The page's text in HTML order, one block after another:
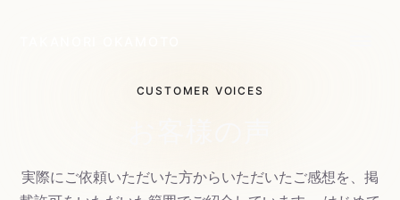
CUSTOMER VOICES
実際にご依頼いただいた方からいただいたご感想を、掲